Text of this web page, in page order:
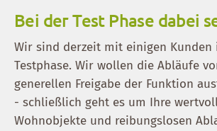
Bei der Test Phase dabei
Wir sind derzeit mit einigen Kunden
Testphase. Wir wollen die Abläufe
generellen Freigabe der Funktion
- schließlich geht es um Ihre
Wohnobjekte und reibungslosen